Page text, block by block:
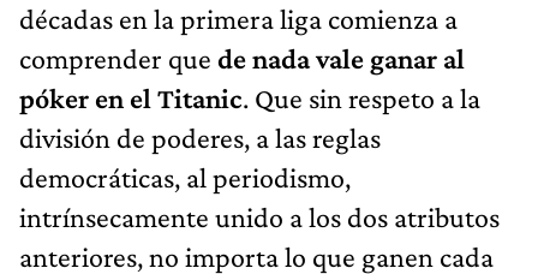
décadas en la primera liga comienza a
comprender que de nada vale ganar al
póker en el Titanic. Que sin respeto a la
división de poderes, a las reglas
democráticas, al periodismo,
intrínsecamente unido a los dos atributos
anteriores, no importa lo que ganen cada